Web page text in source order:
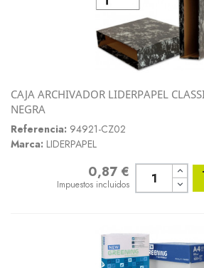
CAJA ARCHIVADOR LIDERPAPEL
NEGRA
Referencia: 94921-CZ02
Marca: LIDERPAPEL
0,87 €
Impuestos incluidos